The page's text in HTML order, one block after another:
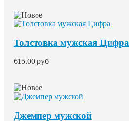
Толстовка мужская Цифра
615.00 руб
Джемпер мужской